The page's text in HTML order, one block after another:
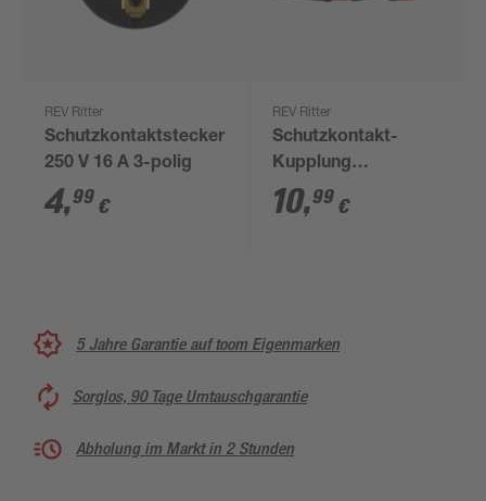
REV Ritter
Schutzkontaktstecker
250 V 16 A 3-polig
4,99 €
REV Ritter
Schutzkontakt-
Kupplung
rot/schwarz 3-polig
250 V 16 A
10,99 €
5 Jahre Garantie auf toom Eigenmarken
Sorglos, 90 Tage Umtauschgarantie
Abholung im Markt in 2 Stunden